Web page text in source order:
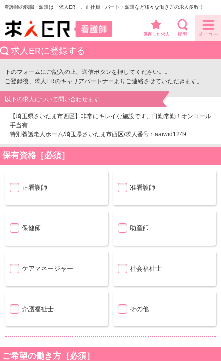
看護師の転職・派遣は「求人ER」。正社員・パート・派遣など様々な働き方の求人多数！
保存した求人
求人ERに登録する
下のフォームにご記入の上、送信ボタンを押してください。。
ご登録後、求人ERのキャリアパートナーよりご連絡させていただきます。
以下の求人について問い合わせます
【埼玉県さいたま市西区】非常にキレイな施設です。日勤常勤！オンコール
手当有
特別養護老人ホーム/埼玉県さいたま市西区/求人番号：aaiwid1249
保有資格［必須］
正看護師 准看護師
保健師 助産師
ケアマネージャー 社会福祉士
介護福祉士 その他
ご希望の働き方［必須］